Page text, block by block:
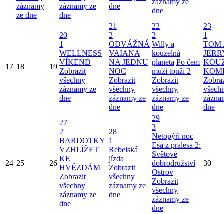
záznamy
ze dne
záznamy ze
dne
dne
dne
17 18 19
20
1
WELLNESS
VÍKEND
Zobrazit
všechny
záznamy ze
dne
21
2
ODVÁŽNÁ
VAIANA
NA JEDNU
NOC
Zobrazit
všechny
záznamy ze
dne
22
2
Willy a
kouzelná
planeta Po čem
muži touží 2
Zobrazit
všechny
záznamy ze
dne
23
1
TOM
dne
24 25 26
27
2
BARDOTKY
VZHLÍŽET
KE
HVĚZDÁM
Zobrazit
všechny
záznamy ze
dne
28
1
Rebelská
jízda
Zobrazit
všechny
záznamy ze
dne
29
3
Netopýří noc
Esa z pralesa 2:
Světové
dobrodružství
Ostrov
Zobrazit
všechny
záznamy ze
dne
30